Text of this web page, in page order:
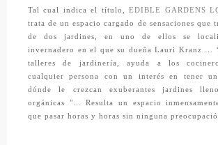
Tal cual indica el título, EDIBLE GARDENS
trata de un espacio cargado de sensaciones que
de dos jardines, en uno de ellos se
invernadero en el que su dueña Lauri Kranz …
talleres de jardinería, ayuda a los
cualquier persona con un interés en tener
dónde le crezcan exuberantes jardines
orgánicas "… Resulta un espacio
que pasar horas y horas sin ninguna